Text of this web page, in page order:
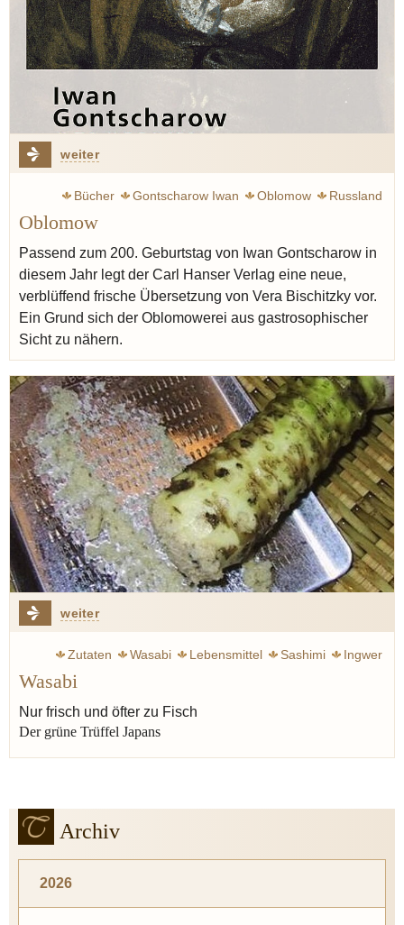
weiter
Bücher Gontscharow Iwan Oblomow
Russland
Oblomow
Passend zum 200. Geburtstag von Iwan Gontscharow in
diesem Jahr legt der Carl Hanser Verlag eine neue,
verblüffend frische Übersetzung von Vera Bischitzky vor.
Ein Grund sich der Oblomowerei aus gastrosophischer
Sicht zu nähern.
weiter
Zutaten Wasabi Lebensmittel Sashimi
Ingwer
Wasabi
Nur frisch und öfter zu Fisch
Der grüne Trüffel Japans
Archiv
2026